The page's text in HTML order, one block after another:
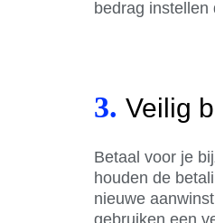
bedrag instellen
3. Veilig
Betaal voor je
houden de
nieuwe
gebruiken een